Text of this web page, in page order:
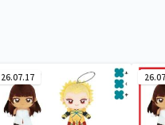
26.07.17